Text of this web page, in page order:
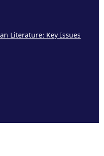
Literature: Key Issues